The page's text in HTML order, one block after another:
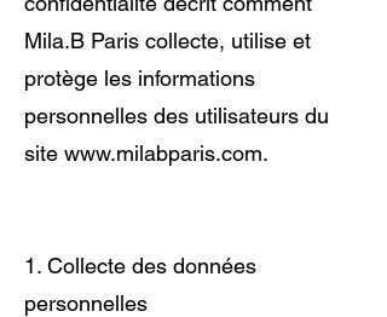
Mila.B Paris collecte, utilise et
protège les informations
personnelles des utilisateurs du
site www.milabparis.com.
1. Collecte des données
personnelles